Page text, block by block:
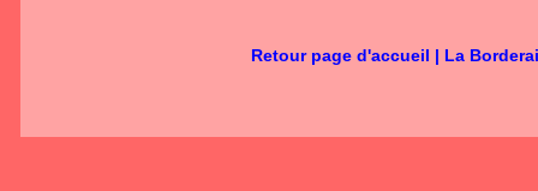
Retour page d'accueil | La